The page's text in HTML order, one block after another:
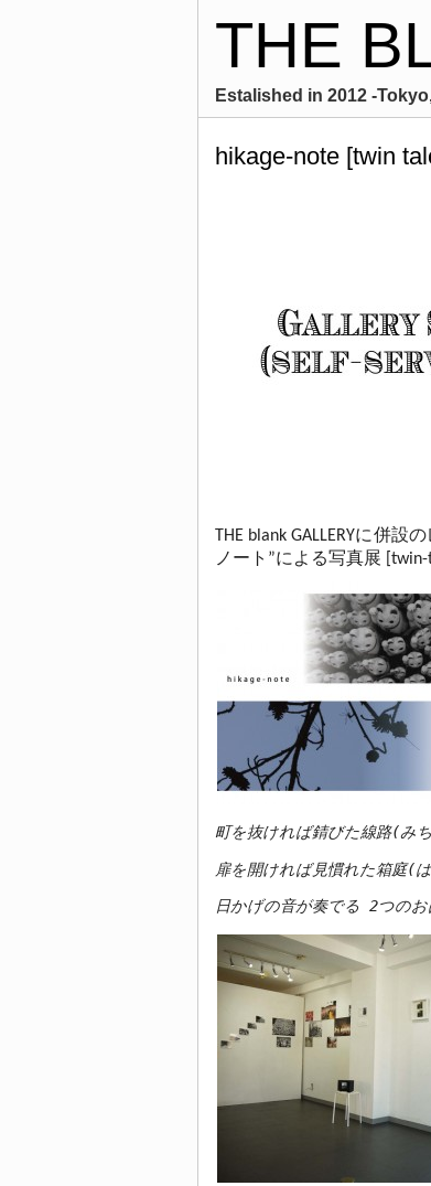
THE
Estalished in 2012 -
hikage-note [twin
THE blank GALLERYに併設
ノート”による写真展 [twin-
町を抜ければ錆びた線路(み
扉を開ければ見慣れた箱庭(
日かげの音が奏でる 2つのお